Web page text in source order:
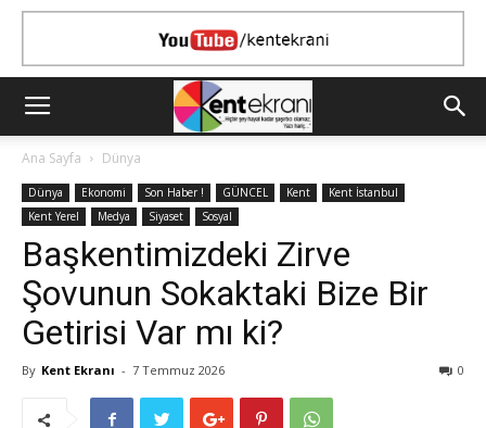
Ana Sayfa Dünya
Dünya Ekonomi Son Haber ! GÜNCEL Kent
Kent İstanbul
Kent Yerel
Medya Siyaset Sosyal
Başkentimizdeki Zirve
Şovunun Sokaktaki Bize Bir
Getirisi Var mı ki?
By Kent Ekranı - 7 Temmuz 2026 0